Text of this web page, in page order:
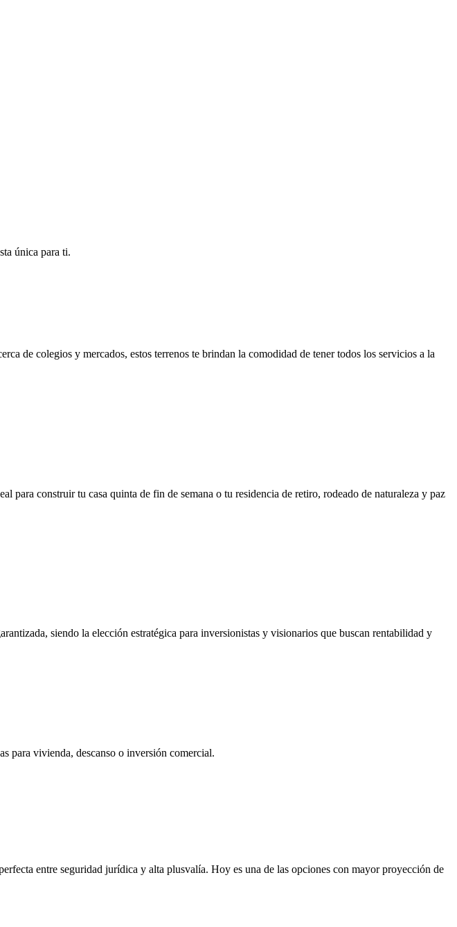
única para ti.
de colegios y mercados, estos terrenos te brindan la comodidad de tener todos los servicios a la
para construir tu casa quinta de fin de semana o tu residencia de retiro, rodeado de naturaleza y paz
siendo la elección estratégica para inversionistas y visionarios que buscan rentabilidad y
para vivienda, descanso o inversión comercial.
entre seguridad jurídica y alta plusvalía. Hoy es una de las opciones con mayor proyección de